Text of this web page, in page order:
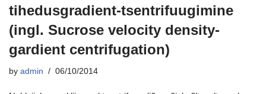
tihedusgradient-tsentrifuugimine
(ingl. Sucrose velocity density-
gardient centrifugation)
by admin 06/10/2014